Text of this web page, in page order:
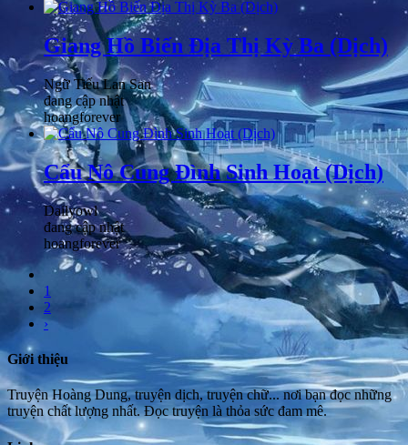
Giang Hồ Biến Địa Thị Kỳ Ba (Dịch)
Ngữ Tiếu Lan San
đang cập nhật
hoangforever
Cẩu Nô Cung Đình Sinh Hoạt (Dịch)
Dailyowl
đang cập nhật
hoangforever
1
2
›
Giới thiệu
Truyện Hoàng Dung, truyện dịch, truyện chữ... nơi bạn đọc những
truyện chất lượng nhất. Đọc truyện là thỏa sức đam mê.